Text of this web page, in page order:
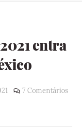
entra
7 Comentários